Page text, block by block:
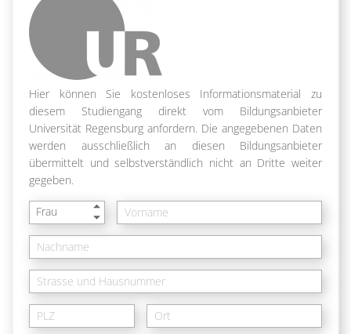
Hier können Sie kostenloses Informationsmaterial zu
diesem Studiengang direkt vom Bildungsanbieter
Universität Regensburg anfordern. Die angegebenen Daten
werden ausschließlich an diesen Bildungsanbieter
übermittelt und selbstverständlich nicht an Dritte weiter
gegeben.
Frau